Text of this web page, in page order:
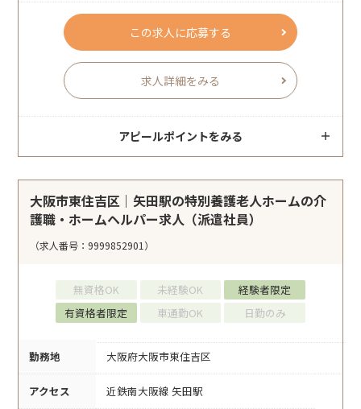
この求人に応募する
求人詳細をみる
アピールポイントをみる
大阪市東住吉区｜矢田駅の特別養護老人ホームの介
護職・ホームヘルパー求人（派遣社員）
（求人番号：9999852901）
無資格OK 未経験OK
経験者限定
有資格者限定
車通勤OK 日勤のみ
勤務地 大阪府大阪市東住吉区
アクセス 近鉄南大阪線 矢田駅